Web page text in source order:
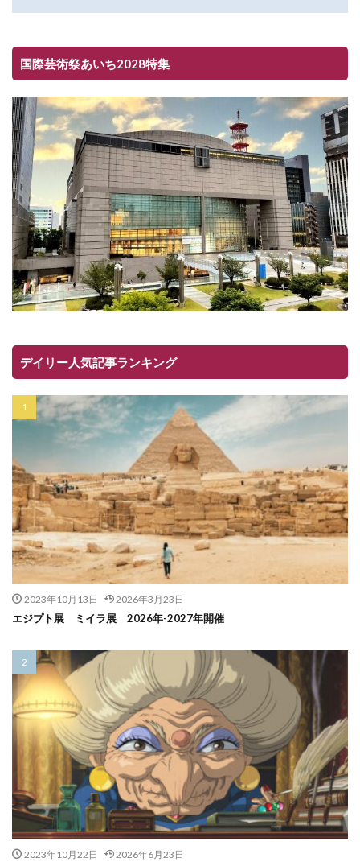
国際芸術祭あいち2028特集
デイリー人気記事ランキング
2023年10月13日 2026年3月23日
エジプト展 ミイラ展 2026年-2027年開催
2023年10月22日 2026年6月23日